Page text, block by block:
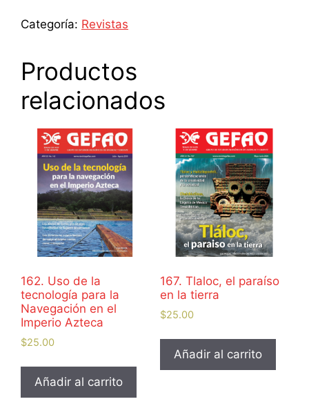
antiguos
mundo.
cantidad
Categoría: Revistas
Productos
relacionados
162. Uso de la
tecnología para la
Navegación en el
Imperio Azteca
$25.00
Añadir al carrito
167. Tlaloc, el paraíso
en la tierra
$25.00
Añadir al carrito